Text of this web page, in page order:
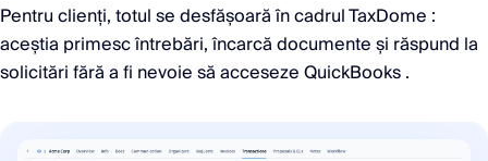
Pentru clienți, totul se desfășoară în cadrul TaxDome :
aceștia primesc întrebări, încarcă documente și răspund la
solicitări fără a fi nevoie să acceseze QuickBooks .